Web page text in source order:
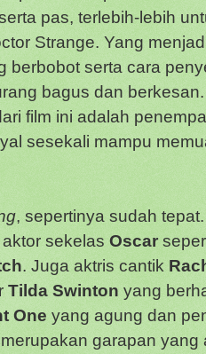
pas, terlebih-lebih
Strange. Yang
berbobot serta cara
bagus dan
film ini adalah
sesekali mampu
, sepertinya sudah
sekelas Oscar
. Juga aktris cantik
Tilda Swinton yang
One yang agung dan
garapan